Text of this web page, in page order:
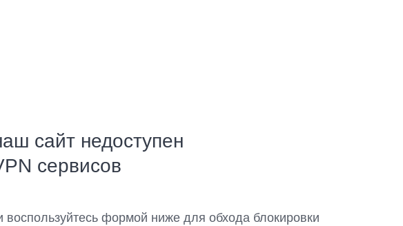
сайт недоступен
сервисов
формой ниже для обхода блокировки